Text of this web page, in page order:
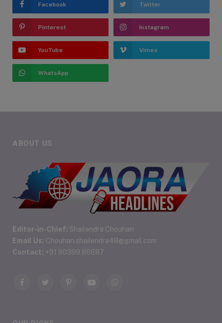
Facebook Twitter
Pinterest Instagram
YouTube Vimeo
WhatsApp
ABOUT US
Editor-in-Chief: Shailendra Chouhan
Email Us: Chouhan.shailendra48@gmail.com
Contact: +91 90399 86687
FacebookTwitterPinterestYouTubeWhatsApp